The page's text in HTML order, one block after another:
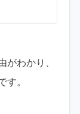
わかり、
。